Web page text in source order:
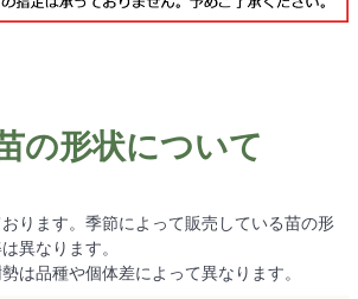
の形状について
ります。季節によって販売している苗の形
異なります。
は品種や個体差によって異なります。